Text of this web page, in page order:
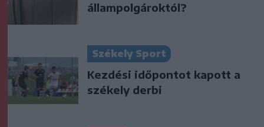
állampolgároktól?
Székely Sport
Kezdési időpontot kapott a
székely derbi